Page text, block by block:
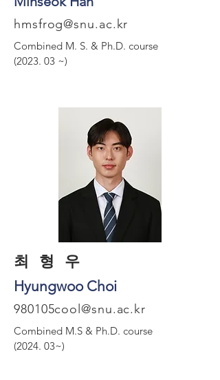
hmsfrog@snu.ac.kr
Combined M. S. & Ph.D. course
(2023. 03 ~)
최 형 우
Hyungwoo Choi
980105cool@snu.ac.kr
Combined M.S & Ph.D. course
(2024. 03~)